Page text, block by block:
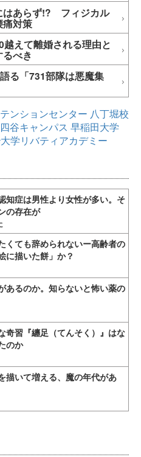
はあらず!? フィジカル
痛対策
えて離婚される理由と
べき
る「731部隊は悪魔集
ンションセンター 八丁堀校
四谷キャンパス 早稲田大学
学リバティアカデミー
知症は男性より女性が多い。そ
の存在が
くても辞められないー高齢者の
に描いた餅」か？
あるのか。知らないと怖い薬の
奇習『纏足（てんそく）』はな
のか
描いて増える、魔の年代があ